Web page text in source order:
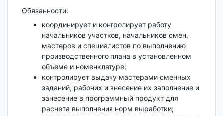
Обязанности:
координирует и контролирует работу
начальников участков, начальников смен,
мастеров и специалистов по выполнению
производственного плана в установленном
объеме и номенклатуре;
контролирует выдачу мастерами сменных
заданий, рабочих и внесение их заполнение и
занесение в программный продукт для
расчета выполнения норм выработки;